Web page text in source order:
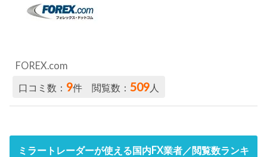
FOREX.com
口コミ数： 9件 閲覧数：509人
ミラートレーダーが使える国内FX業者／閲覧数ランキ